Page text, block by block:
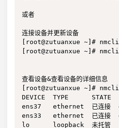
或者
连接设备并更新设备
[root@zutuanxue
[root@zutuanxue ~]#
查看设备&查看设备的详细信息
[root@zutuanxue ~]#
DEVICE  TYPE      STATE
ens37   ethernet  已连
ens33   ethernet  已连
lo      loopback